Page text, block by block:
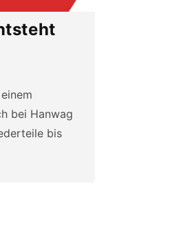
bei Hanwag
bis